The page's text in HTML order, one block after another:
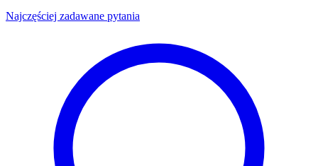
Najczęściej zadawane pytania